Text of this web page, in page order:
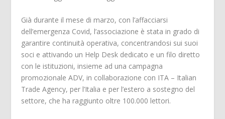
Già durante il mese di marzo, con l’affacciarsi
dell’emergenza Covid, l’associazione è stata in grado di
garantire continuità operativa, concentrandosi sui suoi
soci e attivando un Help Desk dedicato e un filo diretto
con le istituzioni, insieme ad una campagna
promozionale ADV, in collaborazione con ITA – Italian
Trade Agency, per l’Italia e per l’estero a sostegno del
settore, che ha raggiunto oltre 100.000 lettori.